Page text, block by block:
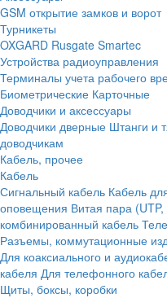
GSM открытие замков и ворот
Турникеты
OXGARD Rusgate Smartec
Устройства радиоуправления
Терминалы учета рабочего
Биометрические Карточные
Доводчики и аксессуары
Доводчики дверные Штанги и
доводчикам
Кабель, прочее
Кабель
Сигнальный кабель Кабель
оповещения Витая пара
комбинированный кабель
Разъемы, коммутационные
Для коаксиального и
кабеля Для телефонного
Щиты, боксы, коробки